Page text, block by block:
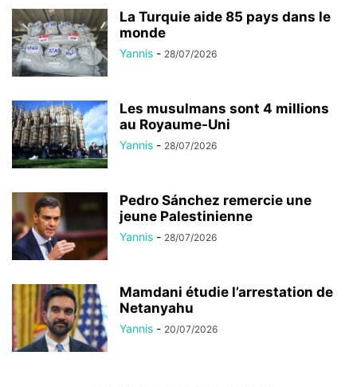
La Turquie aide 85 pays dans le
monde
Yannis - 28/07/2026
Les musulmans sont 4 millions
au Royaume-Uni
Yannis - 28/07/2026
Pedro Sánchez remercie une
jeune Palestinienne
Yannis - 28/07/2026
Mamdani étudie l’arrestation de
Netanyahu
Yannis - 20/07/2026